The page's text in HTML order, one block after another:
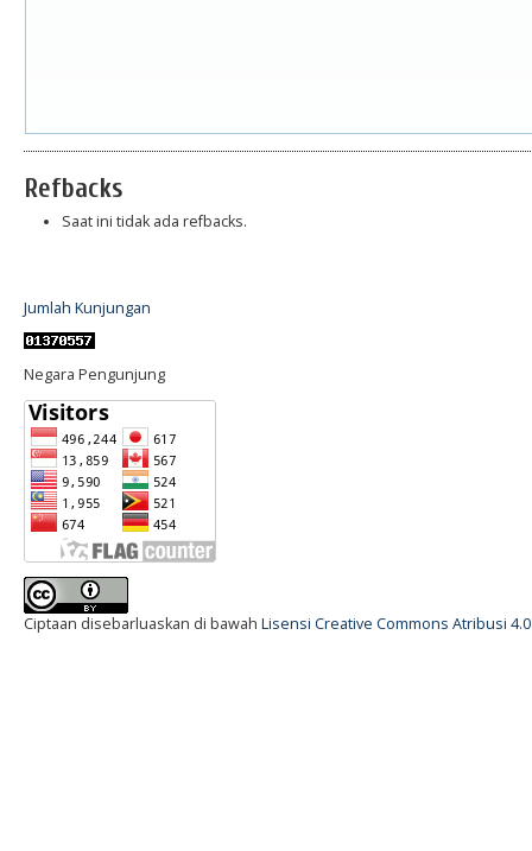
Refbacks
Saat ini tidak ada refbacks.
Jumlah Kunjungan
Negara Pengunjung
Ciptaan disebarluaskan di bawah Lisensi Creative Commons Atribusi